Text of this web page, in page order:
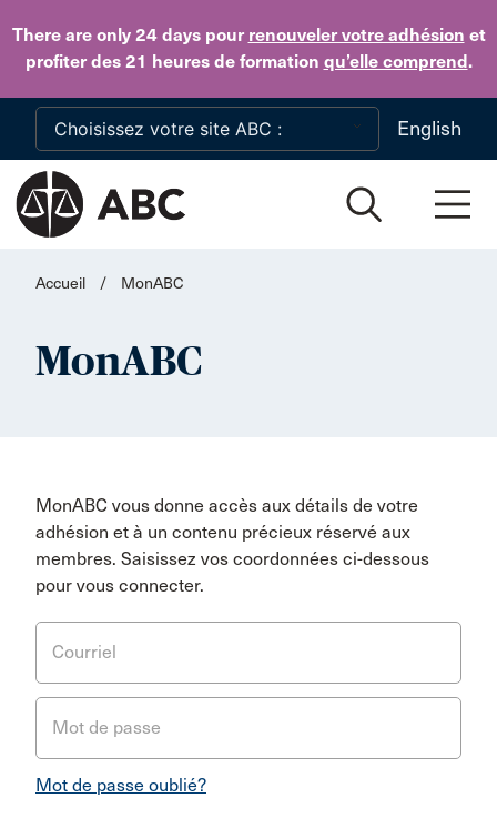
There are only 24 dayspour renouveler votre adhésion et
profiter des 21 heures de formation qu’elle comprend.
Skip to main content
English
Accueil / MonABC
MonABC
MonABC vous donne accès aux détails de votre
adhésion et à un contenu précieux réservé aux
membres. Saisissez vos coordonnées ci-dessous
pour vous connecter.
Courriel
Mot de passe
Mot de passe oublié?